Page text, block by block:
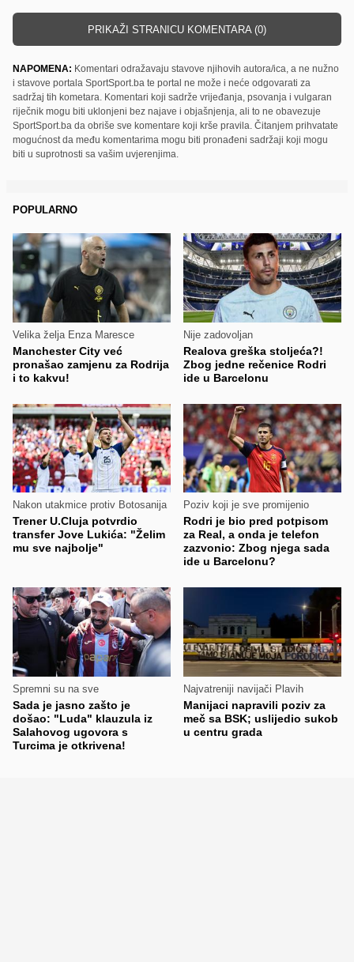
PRIKAŽI STRANICU KOMENTARA (0)
NAPOMENA: Komentari odražavaju stavove njihovih autora/ica, a ne nužno
i stavove portala SportSport.ba te portal ne može i neće odgovarati za
sadržaj tih kometara. Komentari koji sadrže vrijeđanja, psovanja i vulgaran
riječnik mogu biti uklonjeni bez najave i objašnjenja, ali to ne obavezuje
SportSport.ba da obriše sve komentare koji krše pravila. Čitanjem prihvatate
mogućnost da među komentarima mogu biti pronađeni sadržaji koji mogu
biti u suprotnosti sa vašim uvjerenjima.
POPULARNO
Velika želja Enza Maresce
Manchester City već
pronašao zamjenu za Rodrija
i to kakvu!
Nije zadovoljan
Realova greška stoljeća?!
Zbog jedne rečenice Rodri
ide u Barcelonu
Nakon utakmice protiv Botosanija
Trener U.Cluja potvrdio
transfer Jove Lukića: "Želim
mu sve najbolje"
Poziv koji je sve promijenio
Rodri je bio pred potpisom
za Real, a onda je telefon
zazvonio: Zbog njega sada
ide u Barcelonu?
Spremni su na sve
Sada je jasno zašto je
došao: "Luda" klauzula iz
Salahovog ugovora s
Turcima je otkrivena!
Najvatreniji navijači Plavih
Manijaci napravili poziv za
meč sa BSK; uslijedio sukob
u centru grada